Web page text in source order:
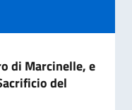
di Marcinelle, e
del